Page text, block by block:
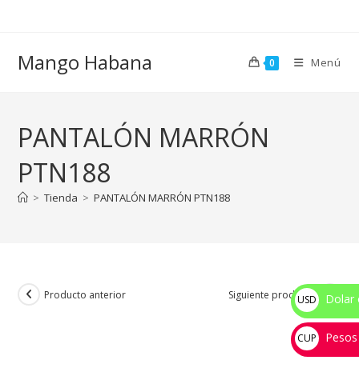
Mango Habana 0 Menú
PANTALÓN MARRÓN
PTN188
> Tienda > PANTALÓN MARRÓN PTN188
Producto anterior Siguiente producto
USD
$
Dolar
CUP
💰
Pesos